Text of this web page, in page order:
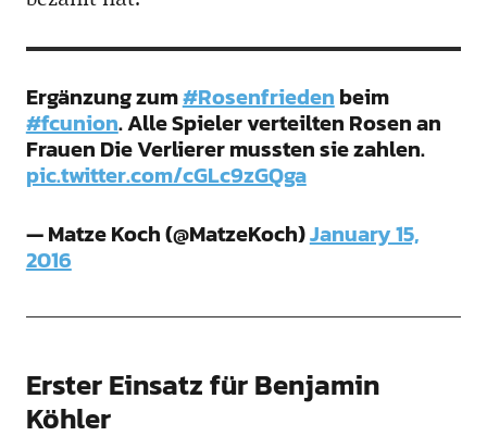
Ergänzung zum#Rosenfrieden beim
#fcunion. Alle Spieler verteilten Rosen an
Frauen Die Verlierer mussten sie zahlen.
pic.twitter.com/cGLc9zGQga
— Matze Koch (@MatzeKoch)January 15,
2016
Erster Einsatz für Benjamin
Köhler